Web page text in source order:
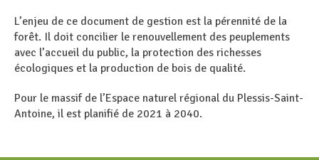
L’enjeu de ce document de gestion est la pérennité de la
forêt. Il doit concilier le renouvellement des peuplements
avec l’accueil du public, la protection des richesses
écologiques et la production de bois de qualité.
Pour le massif de l’Espace naturel régional du Plessis-Saint-
Antoine, il est planifié de 2021 à 2040.